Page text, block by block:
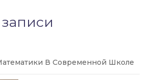
В Современной Школе